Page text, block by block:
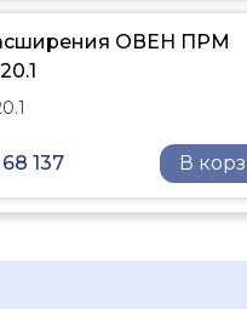
контроль аварий
насосов.
решениями для
автоматизации
котельной.
ОВЕН ПРМ
68 137 В